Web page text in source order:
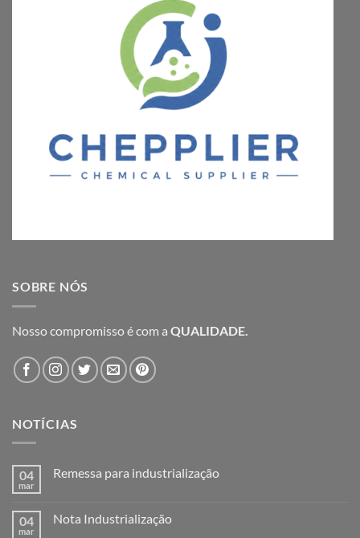
SOBRE NÓS
Nosso compromisso é com a QUALIDADE.
NOTÍCIAS
04
mar
Remessa para industrialização
Remessa
04
mar
Nota Industrialização